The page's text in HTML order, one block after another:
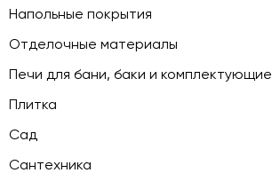
Напольные покрытия
Отделочные материалы
Печи для бани, баки и комплектующие
Плитка
Сад
Сантехника